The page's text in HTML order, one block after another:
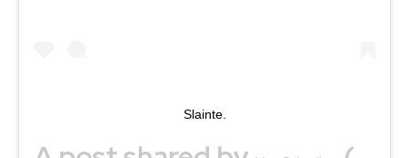
Slainte.